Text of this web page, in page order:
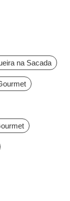
na Sacada